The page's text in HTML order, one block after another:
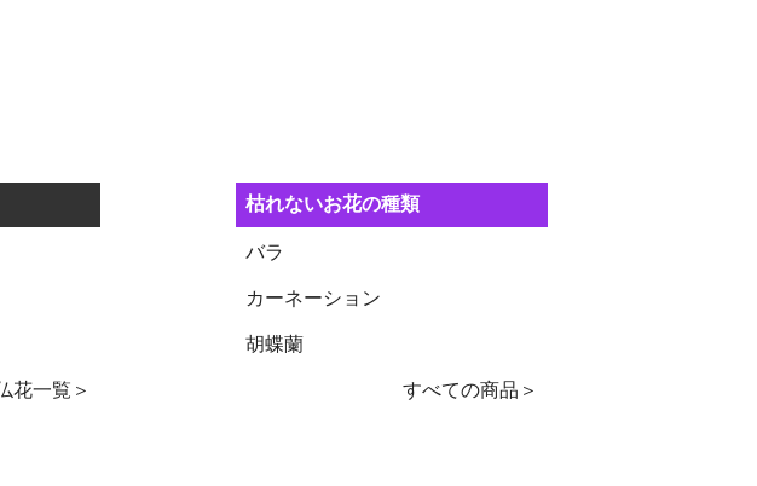
花一覧＞
枯れないお花の種類
バラ
カーネーション
胡蝶蘭
すべての商品＞